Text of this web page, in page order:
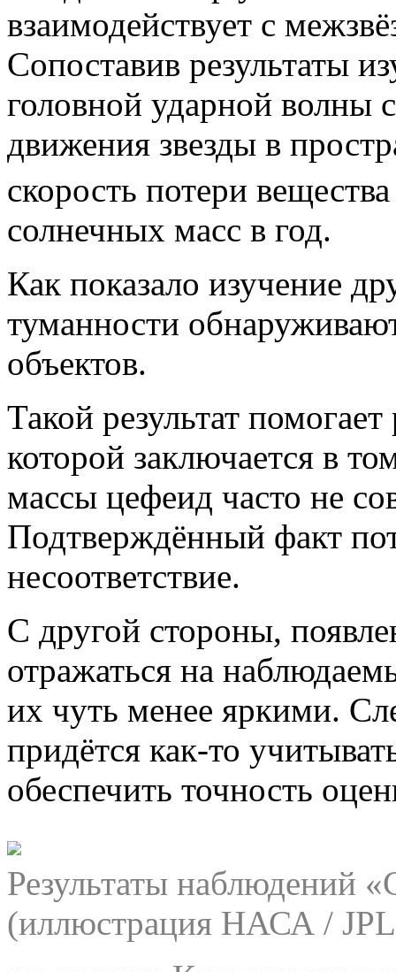
взаимодействует с
Сопоставив результаты
головной ударной волны
движения звезды в
скорость потери
солнечных масс в год.
Как показало изучение
туманности
объектов.
Такой результат
которой заключается в
массы цефеид часто не
Подтверждённый факт
несоответствие.
С другой стороны,
отражаться на
их чуть менее яркими.
придётся как-то
обеспечить точность
Результаты наблюдений
(иллюстрация НАСА /